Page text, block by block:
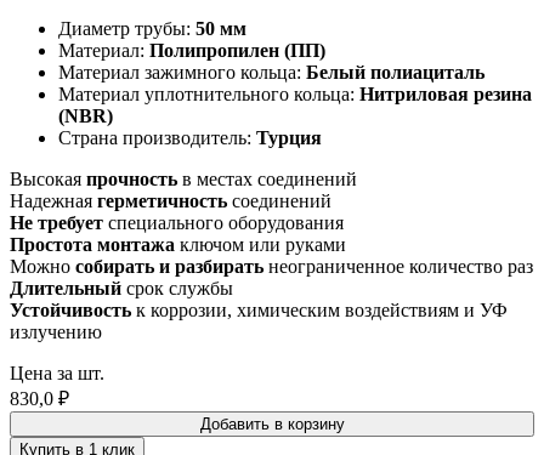
Диаметр трубы: 50 мм
Материал: Полипропилен (ПП)
Материал зажимного кольца: Белый полиациталь
Материал уплотнительного кольца: Нитриловая резина
(NBR)
Страна производитель: Турция
Высокая прочность в местах соединений
Надежная герметичность соединений
Не требует специального оборудования
Простота монтажа ключом или руками
Можно собирать и разбирать неограниченное количество раз
Длительный срок службы
Устойчивость к коррозии, химическим воздействиям и УФ
излучению
Цена за шт.
830,0 ₽
Добавить в корзину
Купить в 1 клик